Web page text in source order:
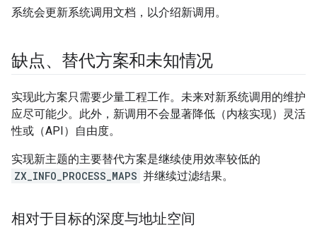
系统会更新系统调用文档，以介绍新调用。
缺点、替代方案和未知情况
实现此方案只需要少量工程工作。未来对新系统调用的维护
应尽可能少。此外，新调用不会显著降低（内核实现）灵活
性或（API）自由度。
实现新主题的主要替代方案是继续使用效率较低的
ZX_INFO_PROCESS_MAPS 并继续过滤结果。
相对于目标的深度与地址空间